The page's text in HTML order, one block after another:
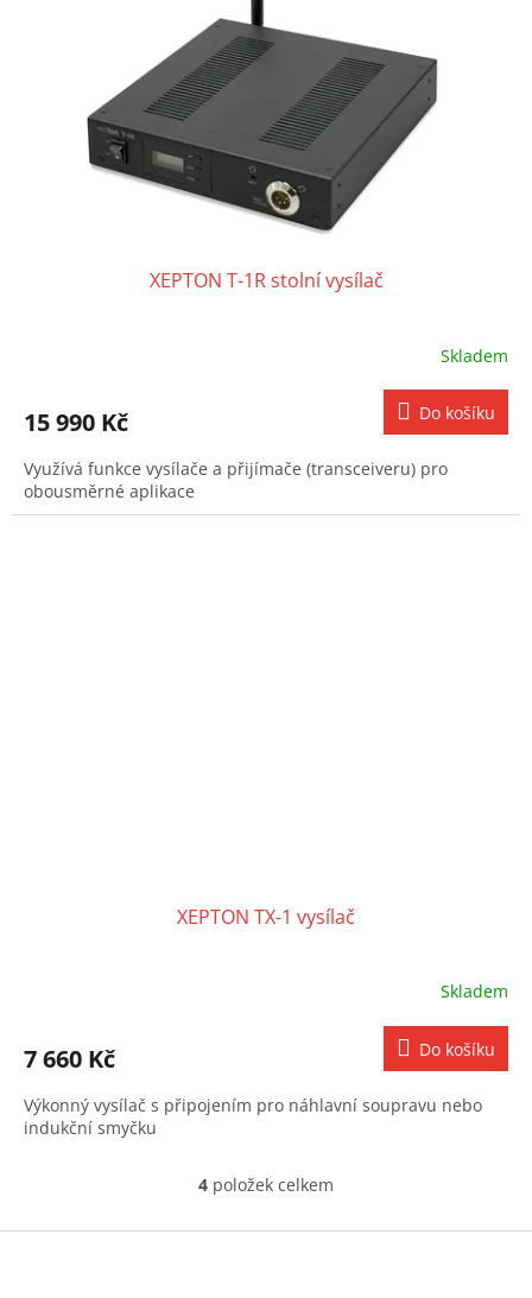
XEPTON T-1R stolní vysílač
Skladem
15 990 Kč Do košíku
Využívá funkce vysílače a přijímače (transceiveru) pro
obousměrné aplikace
XEPTON TX-1 vysílač
Skladem
7 660 Kč Do košíku
Výkonný vysílač s připojením pro náhlavní soupravu nebo
indukční smyčku
O
l
4 položek celkem
Z